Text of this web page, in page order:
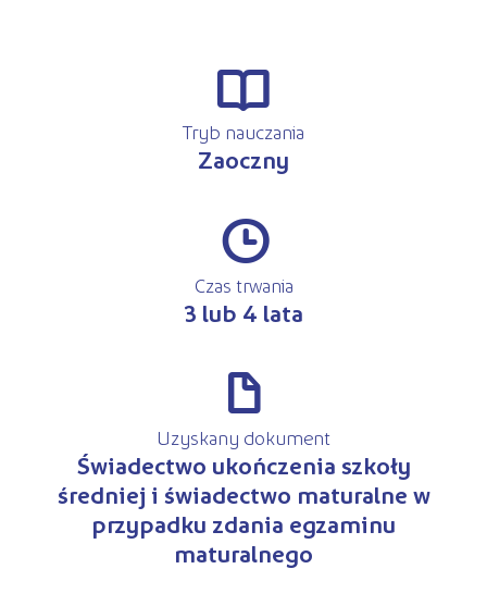
r
Tryb nauczania
Zaoczny
#
Czas trwania
3 lub 4 lata
d
Uzyskany dokument
Świadectwo ukończenia szkoły
średniej i świadectwo maturalne w
przypadku zdania egzaminu
maturalnego